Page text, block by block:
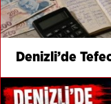
Denizli’de